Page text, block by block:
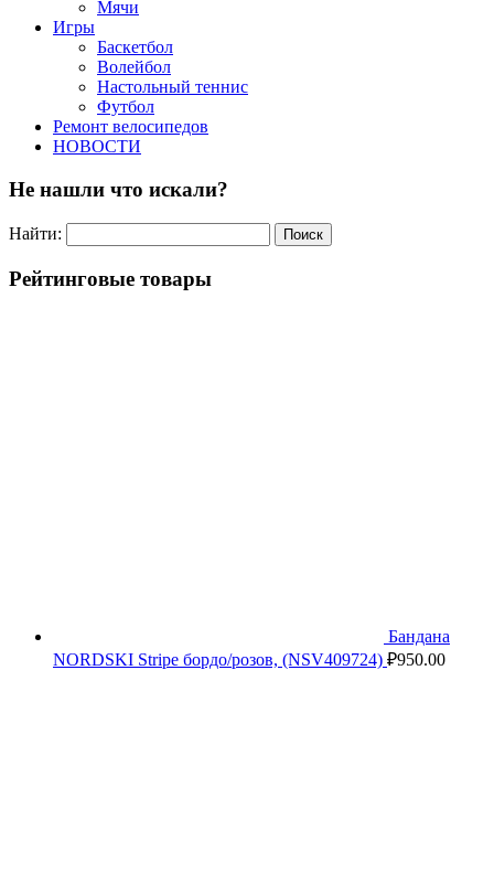
Мячи
Игры
Баскетбол
Волейбол
Настольный теннис
Футбол
Ремонт велосипедов
НОВОСТИ
Не нашли что искали?
Найти:
Рейтинговые товары
Бандана
NORDSKI Stripe бордо/розов, (NSV409724) ₽950.00